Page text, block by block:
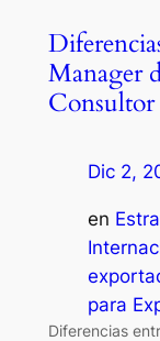
Manager
Dic 2,
en
para
Diferencias